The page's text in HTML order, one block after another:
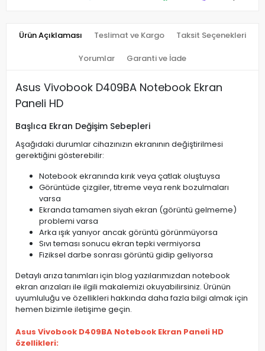
Ürün Açıklaması Teslimat ve Kargo Taksit Seçenekleri
Yorumlar Garanti ve İade
Asus Vivobook D409BA Notebook Ekran
Paneli HD
Başlıca Ekran Değişim Sebepleri
Aşağıdaki durumlar cihazınızın ekranının değiştirilmesi
gerektiğini gösterebilir:
Notebook ekranında kırık veya çatlak oluştuysa
Görüntüde çizgiler, titreme veya renk bozulmaları
varsa
Ekranda tamamen siyah ekran (görüntü gelmeme)
problemi varsa
Arka ışık yanıyor ancak görüntü görünmüyorsa
Sıvı teması sonucu ekran tepki vermiyorsa
Fiziksel darbe sonrası görüntü gidip geliyorsa
Detaylı arıza tanımları için blog yazılarımızdan notebook
ekran arızaları ile ilgili makalemizi okuyabilirsiniz. Ürünün
uyumluluğu ve özellikleri hakkında daha fazla bilgi almak için
hemen bizimle iletişime geçin.
Asus Vivobook D409BA Notebook Ekran Paneli HD
özellikleri: